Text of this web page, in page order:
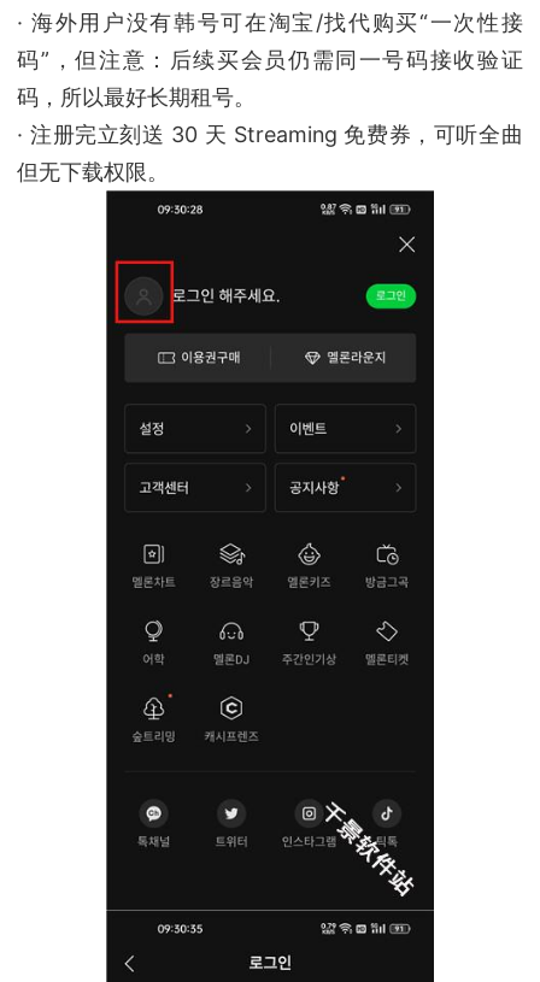
· 海外用户没有韩号可在淘宝/找代购买“一次性接
码”，但注意：后续买会员仍需同一号码接收验证
码，所以最好长期租号。
· 注册完立刻送 30 天 Streaming 免费券，可听全曲
但无下载权限。